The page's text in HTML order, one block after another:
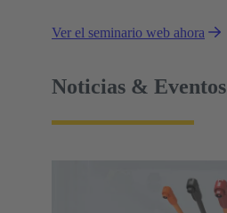
Ver el seminario web ahora
Noticias & Eventos